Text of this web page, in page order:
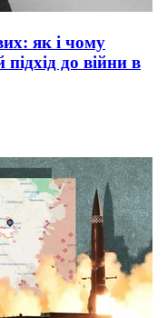
як і чому
до війни в